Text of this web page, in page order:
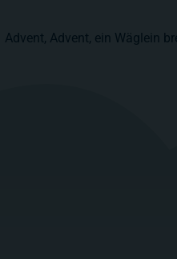
Advent, Advent, ein Wäglein